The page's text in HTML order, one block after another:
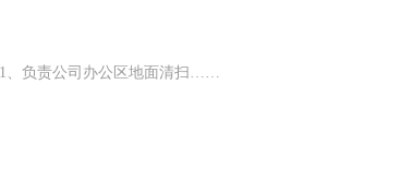
、负责公司办公区地面清扫……